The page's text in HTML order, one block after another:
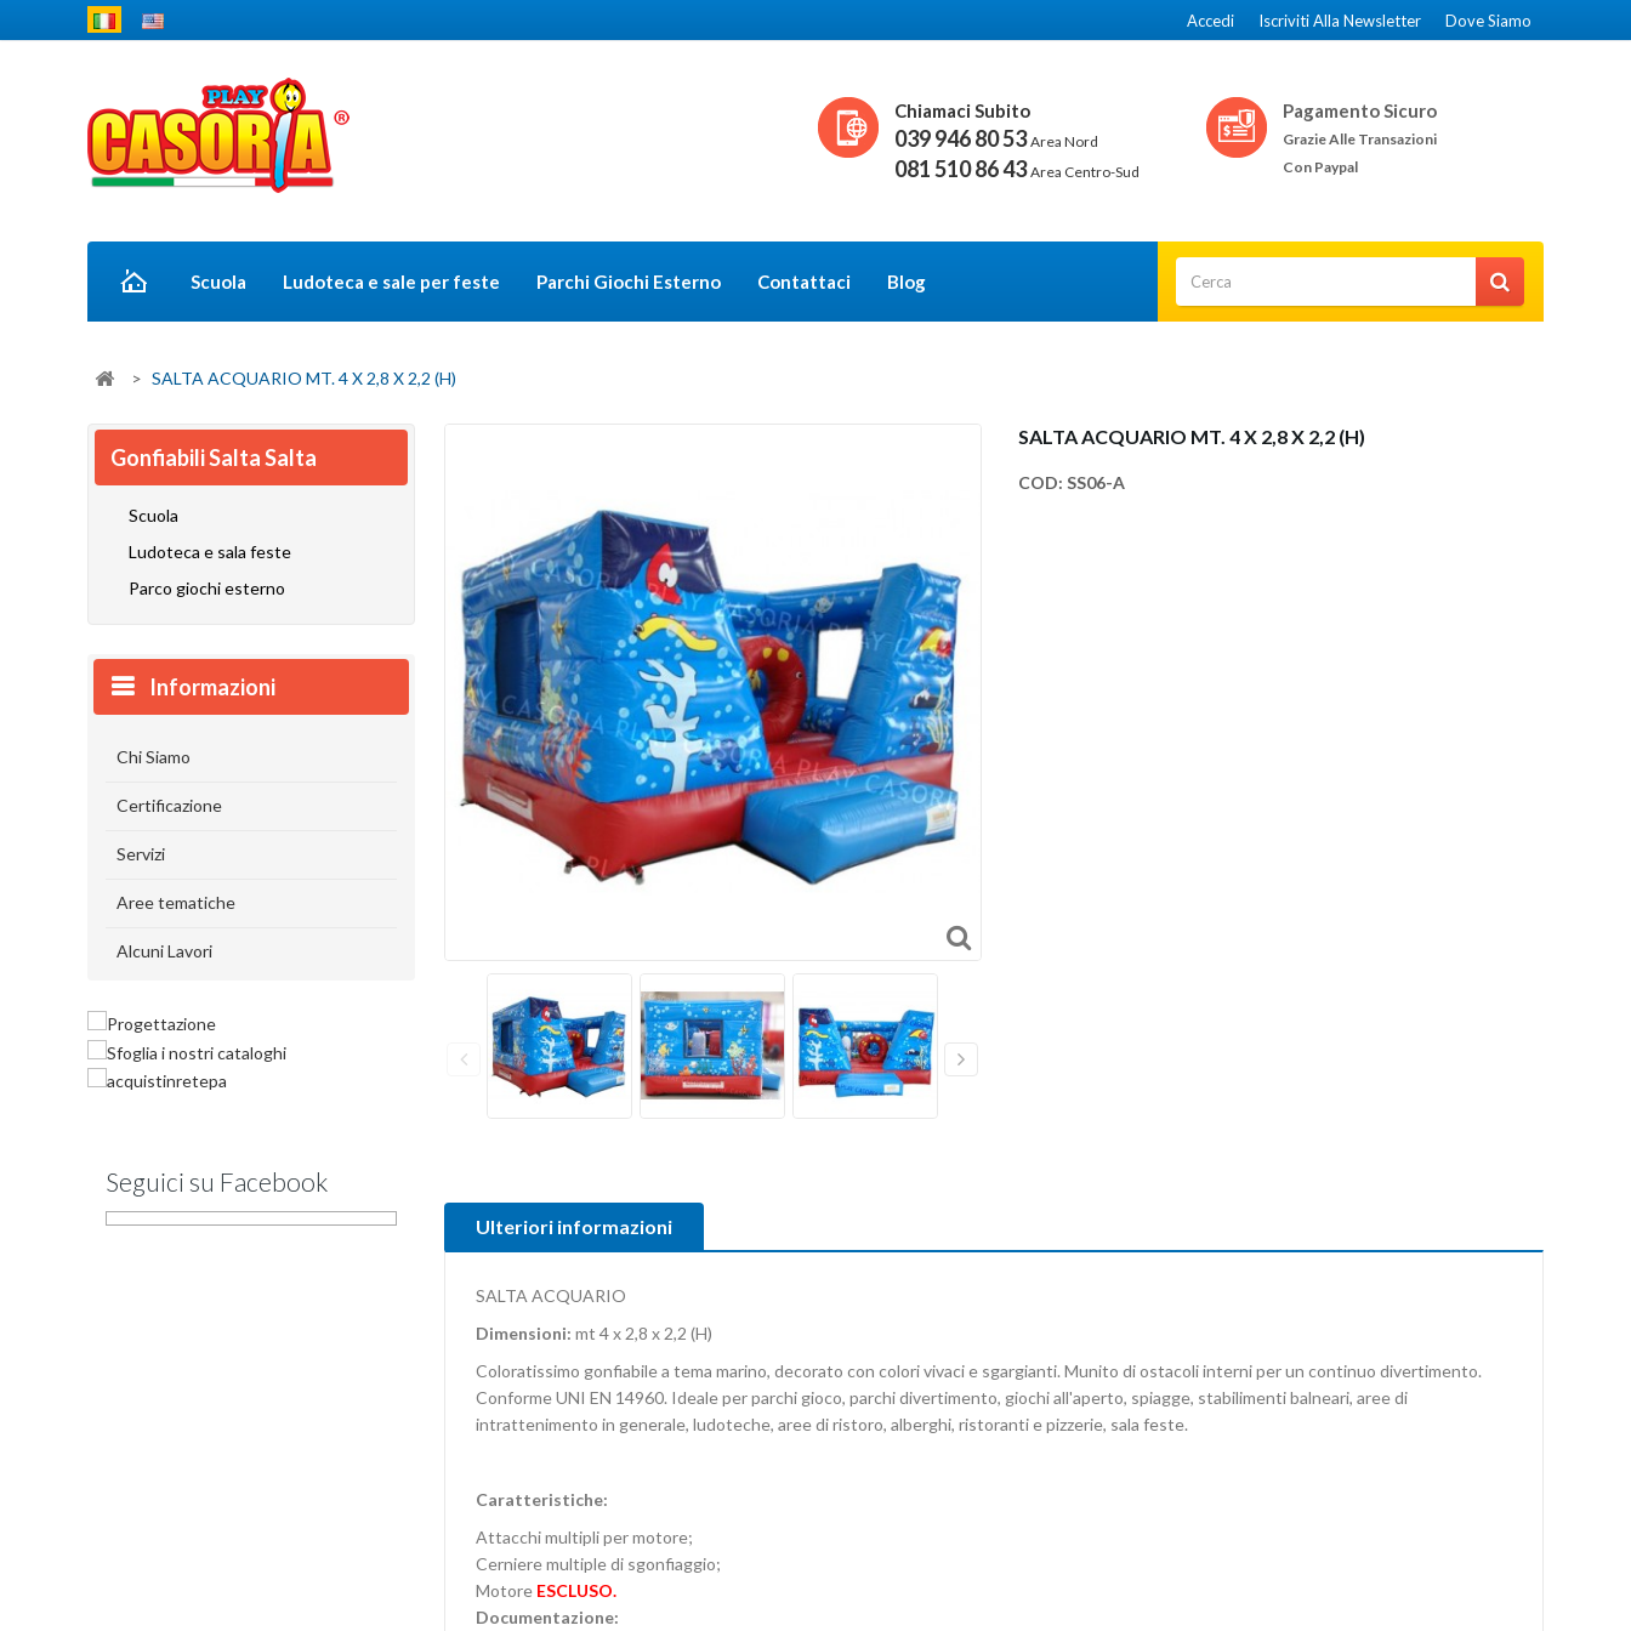
Iscriviti Alla Newsletter Dove Siamo
Accedi
Chiamaci Subito
039 946 80 53 Area Nord
081 510 86 43 Area Centro-Sud
Pagamento Sicuro
Grazie Alle Transazioni
Con Paypal
Scuola Ludoteca e sale per feste Parchi Giochi Esterno Contattaci Blog
> SALTA ACQUARIO MT. 4 X 2,8 X 2,2 (H)
Gonfiabili Salta Salta
Scuola
Ludoteca e sala feste
Parco giochi esterno
Informazioni
Chi Siamo
Certificazione
Servizi
Aree tematiche
Alcuni Lavori
Seguici su Facebook
SALTA ACQUARIO MT. 4 X 2,8 X 2,2 (H)
COD: SS06-A
Ulteriori informazioni
SALTA ACQUARIO
Dimensioni: mt 4 x 2,8 x 2,2 (H)
Coloratissimo gonfiabile a tema marino, decorato con colori vivaci e sgargianti. Munito di ostacoli interni per un continuo divertimento.
Conforme UNI EN 14960. Ideale per parchi gioco, parchi divertimento, giochi all'aperto, spiagge, stabilimenti balneari, aree di
intrattenimento in generale, ludoteche, aree di ristoro, alberghi, ristoranti e pizzerie, sala feste.
Caratteristiche:
Attacchi multipli per motore;
Cerniere multiple di sgonfiaggio;
Motore ESCLUSO.
Documentazione: